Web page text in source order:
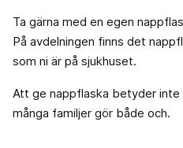
Ta gärna med en egen
På avdelningen finns det
som ni är på sjukhuset.
Att ge nappflaska betyder
många familjer gör både och.